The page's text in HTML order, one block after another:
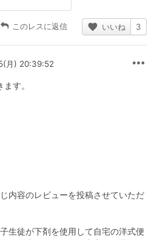
このレスに返信 いいね 3
月) 20:39:52
す。
内容のレビューを投稿させていただ
生徒が下剤を使用して自宅の洋式便